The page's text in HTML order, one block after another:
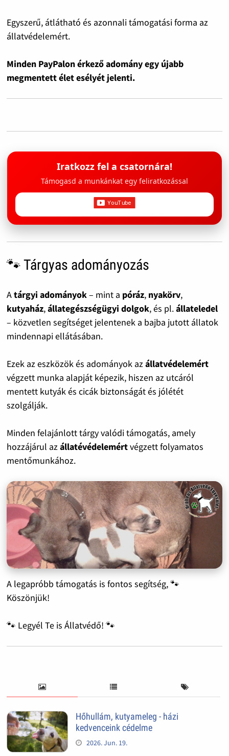
Egyszerű, átlátható és azonnali támogatási forma az
állatvédelemért.
Minden PayPalon érkező adomány egy újabb
megmentett élet esélyét jelenti.
Iratkozz fel a csatornára!
Támogasd a munkánkat egy feliratkozással
🐾 Tárgyas adományozás
Atárgyi adományok– mint a póráz, nyakörv,
kutyaház,állategészségügyi dolgok, és pl.állateledel
– közvetlen segítséget jelentenek a bajba jutott állatok
mindennapi ellátásában.
Ezek az eszközök és adományok azállatvédelemért
végzett munka alapját képezik, hiszen az utcáról
mentett kutyák és cicák biztonságát és jólétét
szolgálják.
Minden felajánlott tárgy valódi támogatás, amely
hozzájárul azállatévédelemértvégzett folyamatos
mentőmunkához.
A legapróbb támogatás is fontos segítség, 🐾
Köszönjük!
🐾 Legyél Te is Állatvédő! 🐾
Hőhullám, kutyameleg - házi
kedvenceink cédelme
2026. Jun. 19.